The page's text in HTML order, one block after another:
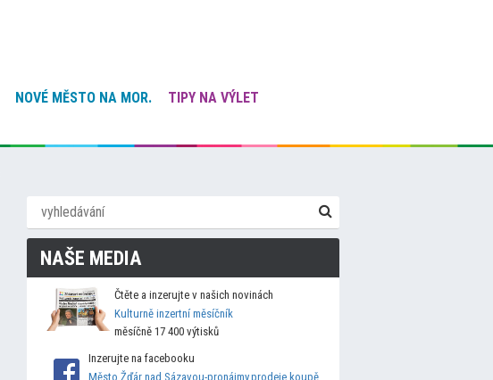
NOVÉ MĚSTO NA MOR.
TIPY NA VÝLET
NAŠE MEDIA
Čtěte a inzerujte v našich novinách
Kulturně inzertní měsíčník
měsíčně 17 400 výtisků
Inzerujte na facebooku
Město Žďár nad Sázavou-pronájmy,prodeje,koupě